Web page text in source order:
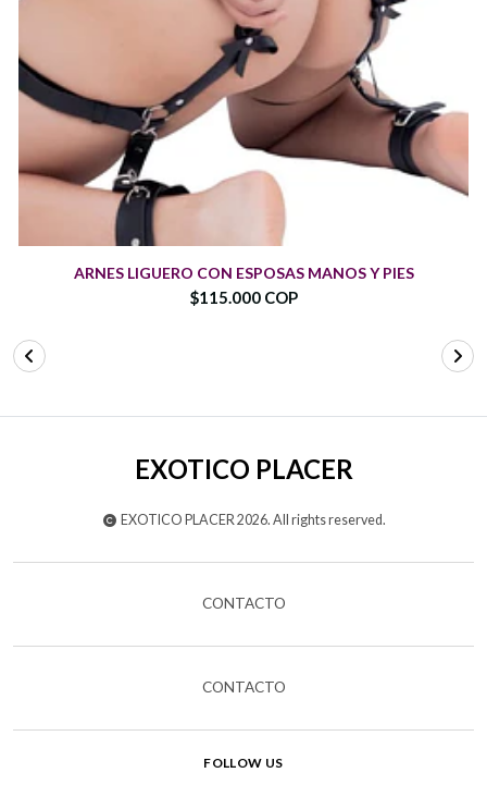
ARNES LIGUERO CON ESPOSAS MANOS Y PIES
$115.000 COP
EXOTICO PLACER
EXOTICO PLACER 2026. All rights reserved.
CONTACTO
CONTACTO
FOLLOW US